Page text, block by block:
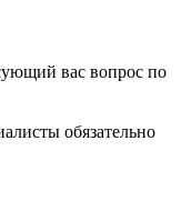
вас вопрос по
обязательно